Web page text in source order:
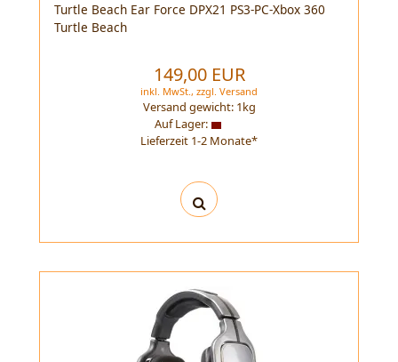
Turtle Beach Ear Force DPX21 PS3-PC-Xbox 360
Turtle Beach
149,00 EUR
inkl. MwSt., zzgl. Versand
Versand gewicht: 1kg
Auf Lager:
Lieferzeit 1-2 Monate*